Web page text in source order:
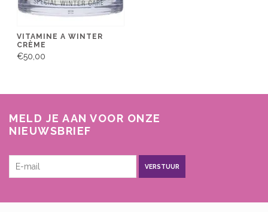
VITAMINE A WINTER
CRÈME
€50,00
MELD JE AAN VOOR ONZE
NIEUWSBRIEF
VERSTUUR